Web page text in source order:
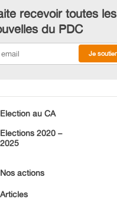
recevoir toutes les
du PDC
Election au CA
Elections 2020 –
2025
Nos actions
Articles